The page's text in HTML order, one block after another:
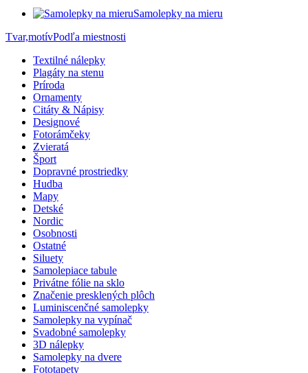
Samolepky na mieru
Tvar,motívPodľa miestnosti
Textilné nálepky
Plagáty na stenu
Príroda
Ornamenty
Citáty & Nápisy
Designové
Fotorámčeky
Zvieratá
Šport
Dopravné prostriedky
Hudba
Mapy
Detské
Nordic
Osobnosti
Ostatné
Siluety
Samolepiace tabule
Privátne fólie na sklo
Značenie presklených plôch
Luminiscenčné samolepky
Samolepky na vypínač
Svadobné samolepky
3D nálepky
Samolepky na dvere
Fototapety